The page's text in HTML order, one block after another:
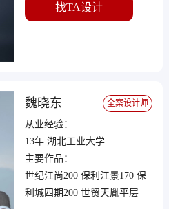
找TA设计
魏晓东 全案设计师
从业经验：
13年 湖北工业大学
主要作品：
世纪江尚200 保利江景170 保
利城四期200 世贸天胤平层